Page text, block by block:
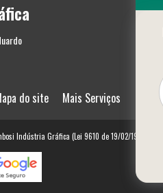
do site Mais Serviços
Indústria Gráfica (Lei 9610 de 19/02/1998)